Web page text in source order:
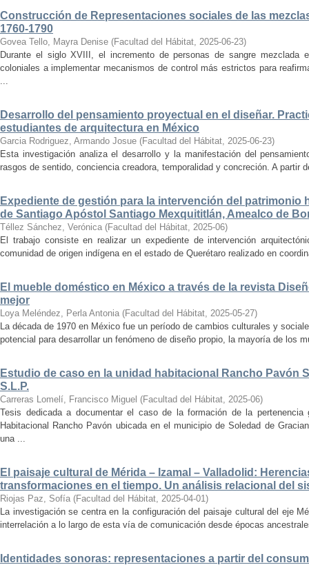
Construcción de Representaciones sociales de las
1760-1790
Govea Tello, Mayra Denise (Facultad del Hábitat, 2025-06-23)
Durante el siglo XVIII, el incremento de personas de sangre
coloniales a implementar mecanismos de control más estrictos para
...
Desarrollo del pensamiento proyectual en el diseñar.
estudiantes de arquitectura en México
Garcia Rodriguez, Armando Josue (Facultad del Hábitat, 2025-06-23)
Esta investigación analiza el desarrollo y la manifestación del
rasgos de sentido, conciencia creadora, temporalidad y concreción. A partir
Expediente de gestión para la intervención del patrimonio
de Santiago Apóstol Santiago Mexquititlán, Amealco de
Téllez Sánchez, Verónica (Facultad del Hábitat, 2025-06)
El trabajo consiste en realizar un expediente de intervención
comunidad de origen indígena en el estado de Querétaro realizado en
El mueble doméstico en México a través de la revista
mejor
Loya Meléndez, Perla Antonia (Facultad del Hábitat, 2025-05-27)
La década de 1970 en México fue un período de cambios culturales y
potencial para desarrollar un fenómeno de diseño propio, la mayoría de los
Estudio de caso en la unidad habitacional Rancho Pavón
S.L.P.
Carreras Lomelí, Francisco Miguel (Facultad del Hábitat, 2025-06)
Tesis dedicada a documentar el caso de la formación de la
Habitacional Rancho Pavón ubicada en el municipio de Soledad de
una ...
El paisaje cultural de Mérida – Izamal – Valladolid:
transformaciones en el tiempo. Un análisis relacional del
Riojas Paz, Sofía (Facultad del Hábitat, 2025-04-01)
La investigación se centra en la configuración del paisaje cultural del eje
interrelación a lo largo de esta vía de comunicación desde épocas
Identidades sonoras: representaciones a partir del